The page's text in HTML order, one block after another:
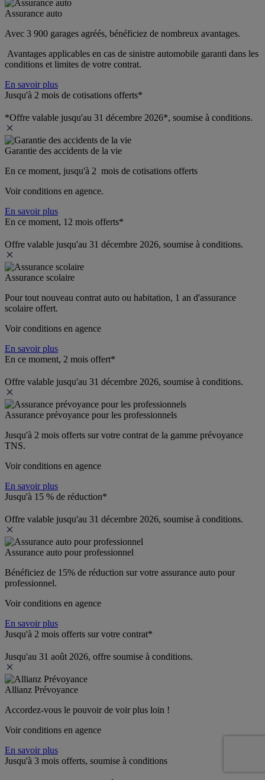
Assurance auto
Avec 3 900 garages agréés, bénéficiez de nombreux avantages.
Avantages applicables en cas de sinistre automobile garanti dans les
conditions et limites de votre contrat.
En savoir plus
Jusqu'à 2 mois de cotisations offerts*
*Offre valable jusqu'au 31 décembre 2026*, soumise à conditions.
Garantie des accidents de la vie
En ce moment, jusqu'à 2  mois de cotisations offerts
Voir conditions en agence.
En savoir plus
En ce moment, 12 mois offerts*
Offre valable jusqu'au 31 décembre 2026, soumise à conditions.
Assurance scolaire
Pour tout nouveau contrat auto ou habitation, 1 an d'assurance
scolaire offert.
Voir conditions en agence
En savoir plus
En ce moment, 2 mois offert*
Offre valable jusqu'au 31 décembre 2026, soumise à conditions.
Assurance prévoyance pour les professionnels
Jusqu'à 2 mois offerts sur votre contrat de la gamme prévoyance
TNS.
Voir conditions en agence
En savoir plus
Jusqu'à 15 % de réduction*
Offre valable jusqu'au 31 décembre 2026, soumise à conditions.
Assurance auto pour professionnel
Bénéficiez de 15% de réduction sur votre assurance auto pour
professionnel.
Voir conditions en agence
En savoir plus
Jusqu'à 2 mois offerts sur votre contrat*
Jusqu'au 31 août 2026, offre soumise à conditions.
Allianz Prévoyance
Accordez-vous le pouvoir de voir plus loin !
Voir conditions en agence
En savoir plus
Jusqu'à 3 mois offerts, soumise à conditions